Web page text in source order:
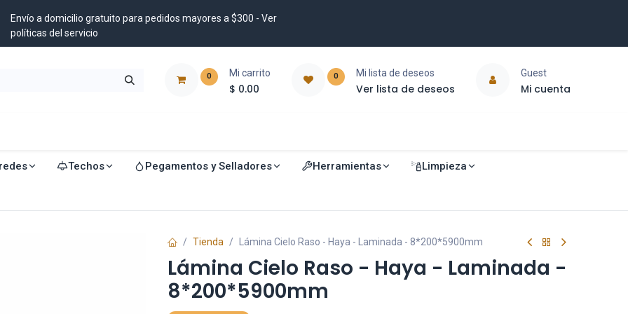
Envío a domicilio gratuito para pedidos mayores a $300 - Ver
políticas del servicio
0 Mi carrito
$ 0.00
0 Mi lista de deseos
Ver lista de deseos
Guest
Mi cuenta
Techos Pegamentos y Selladores Herramientas Limpieza
Tienda Lámina Cielo Raso - Haya - Laminada - 8*200*5900mm
Lámina Cielo Raso - Haya - Laminada -
8*200*5900mm